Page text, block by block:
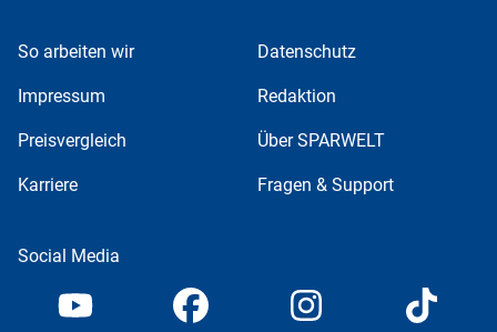
So arbeiten wir Datenschutz
Impressum Redaktion
Preisvergleich Über SPARWELT
Karriere Fragen & Support
Social Media